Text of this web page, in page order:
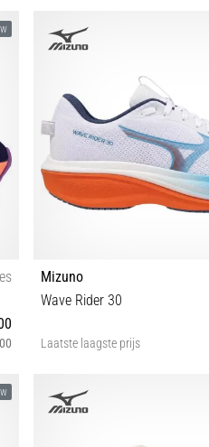
Mizuno
Wave Rider 30
Laatste laagste prijs
40½ 41 42 42½ 43 44 44½